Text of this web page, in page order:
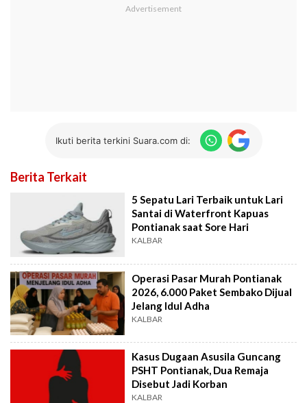
Ikuti berita terkini Suara.com di:
Berita Terkait
5 Sepatu Lari Terbaik untuk Lari
Santai di Waterfront Kapuas
Pontianak saat Sore Hari
KALBAR
Operasi Pasar Murah Pontianak
2026, 6.000 Paket Sembako Dijual
Jelang Idul Adha
KALBAR
Kasus Dugaan Asusila Guncang
PSHT Pontianak, Dua Remaja
Disebut Jadi Korban
KALBAR